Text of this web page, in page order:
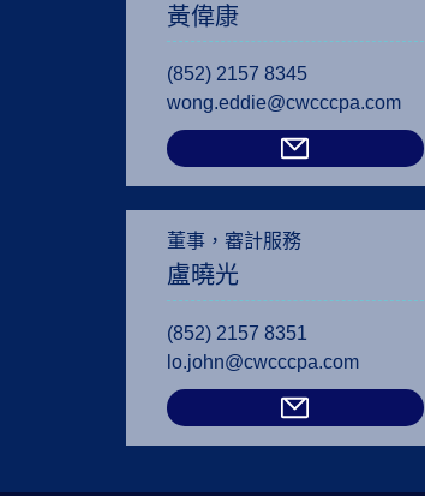
黃偉康
(852) 2157 8345
wong.eddie@cwcccpa.com
董事，審計服務
盧曉光
(852) 2157 8351
lo.john@cwcccpa.com